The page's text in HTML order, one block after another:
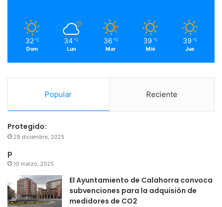
m
32 ℃
Dom
34 ℃
Lun
36 ℃
Mar
39 ℃
Mié
39 ℃
Jue
Popular Reciente
Protegido:
29 diciembre, 2025
p
10 marzo, 2025
El Ayuntamiento de Calahorra convoca
subvenciones para la adquisión de
medidores de CO2